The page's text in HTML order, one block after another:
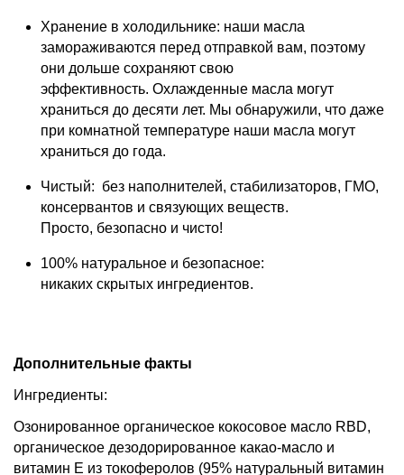
Хранение в холодильнике: наши масла
замораживаются перед отправкой вам, поэтому
они дольше сохраняют свою
эффективность. Охлажденные масла могут
храниться до десяти лет. Мы обнаружили, что даже
при комнатной температуре наши масла могут
храниться до года.
Чистый: без наполнителей, стабилизаторов, ГМО,
консервантов и связующих веществ.
Просто, безопасно и чисто!
100% натуральное и безопасное:
никаких скрытых ингредиентов.
Дополнительные факты
Ингредиенты:
Озонированное органическое кокосовое масло RBD,
органическое дезодорированное какао-масло и
витамин Е из токоферолов (95% натуральный витамин